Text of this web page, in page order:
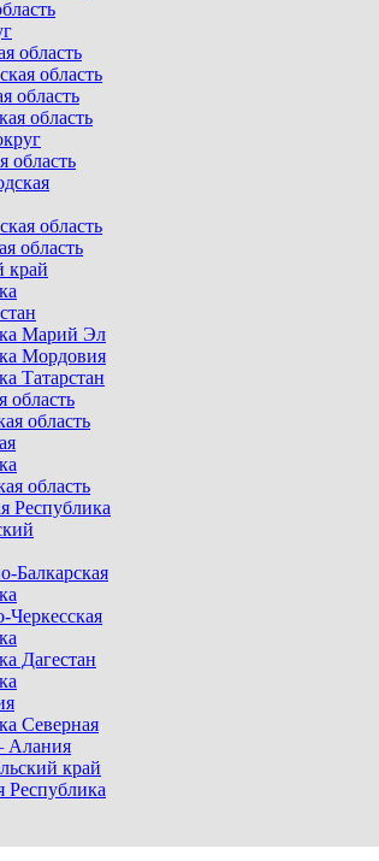
область
область
область
область
область
область
область
край
Марий Эл
Мордовия
Татарстан
область
область
область
Республика
Балкарская
Черкесская
Дагестан
Северная
Алания
край
Республика